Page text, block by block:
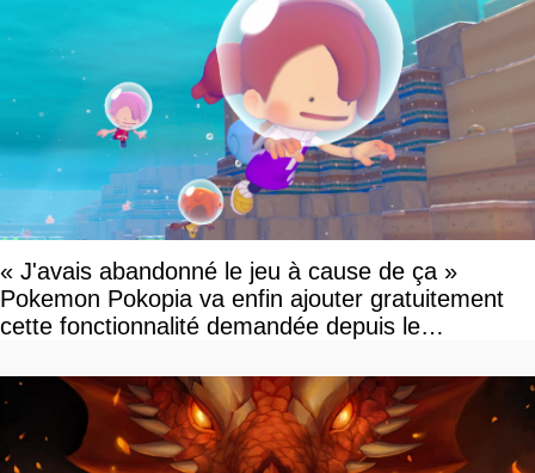
« J'avais abandonné le jeu à cause de ça »
Pokemon Pokopia va enfin ajouter gratuitement
cette fonctionnalité demandée depuis le